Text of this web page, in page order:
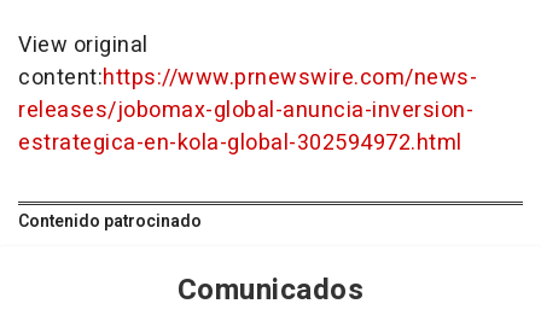
View original
content:https://www.prnewswire.com/news-
releases/jobomax-global-anuncia-inversion-
estrategica-en-kola-global-302594972.html
Contenido patrocinado
Comunicados